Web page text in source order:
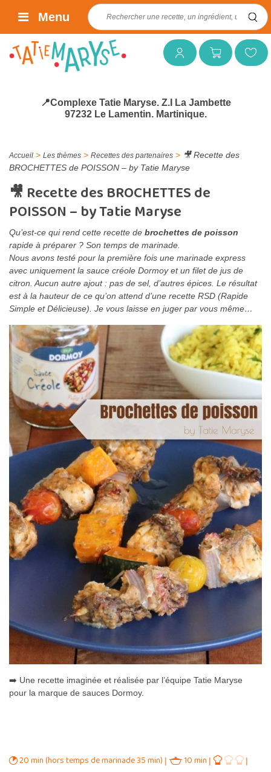
Mon compteMon panierMes favoris
Rechercher :
Menu
📍Complexe Tatie Maryse. Z.I La Jambette
97232 Le Lamentin. Martinique.
Accueil > Les thèmes > Recettes des partenaires > 🎥 Recette des
BROCHETTES de POISSON – by Tatie Maryse
🎥 Recette des BROCHETTES de
POISSON – by Tatie Maryse
Qu’est-ce qui rend cette recette de brochettes de poisson
rapide à préparer ? Son temps de marinade.
Nous avons testé pour la première fois une marinade express
avec uniquement la sauce créole Dormoy et un filet de jus de
citron. Aucun autre ajout : pas de sel, d’autres épices. Le résultat
est à la hauteur de ce qu’on attend d’une recette RSD (Rapide
Simple et Délicieuse). Je vous laisse en juger par vous même…
➡️ Une recette imaginée et réalisée par l’équipe Tatie Maryse
pour la marque de sauces Dormoy.
20 min (hors temps de marinade 35 min)
10 min